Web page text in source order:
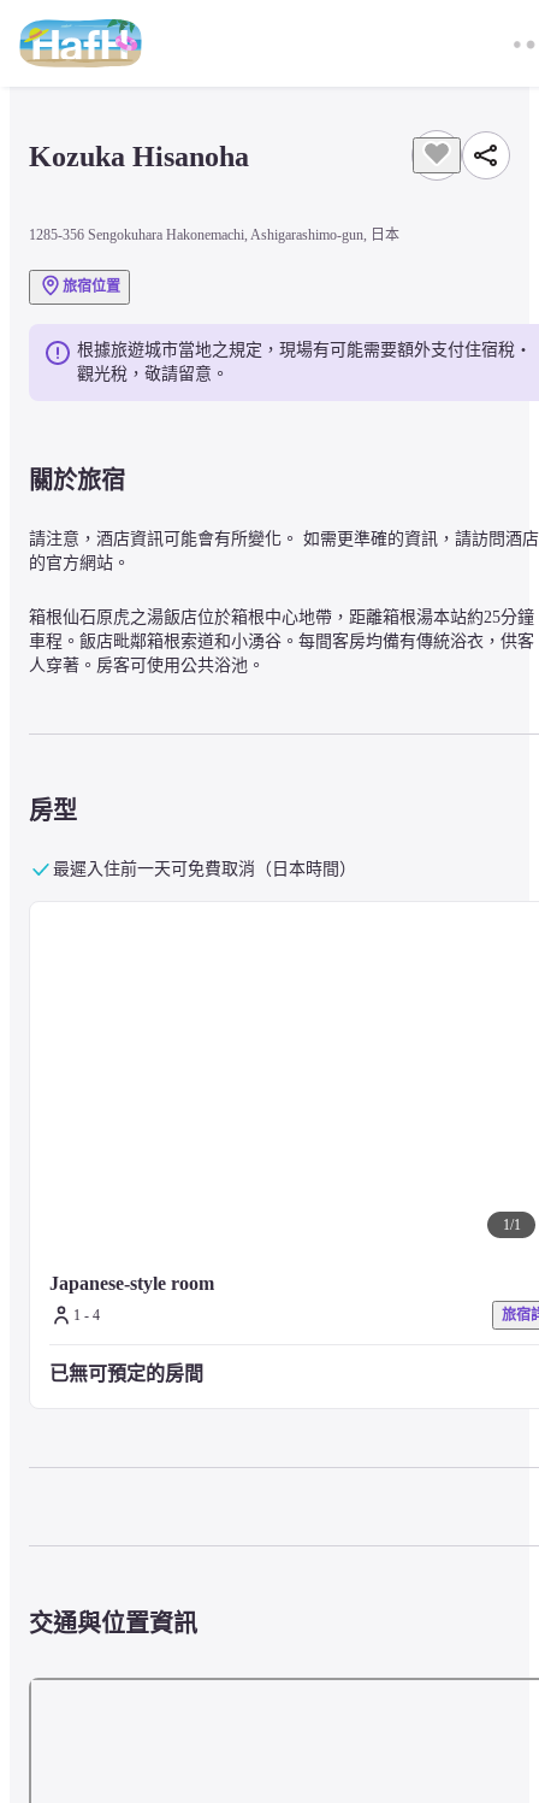
Kozuka Hisanoha
1285-356 Sengokuhara Hakonemachi, Ashigarashimo-gun, 日本
旅宿位置
根據旅遊城市當地之規定，現場有可能需要額外支付住宿稅・
觀光稅，敬請留意。
關於旅宿
請注意，酒店資訊可能會有所變化。 如需更準確的資訊，請訪問酒店
的官方網站。
箱根仙石原虎之湯飯店位於箱根中心地帶，距離箱根湯本站約25分鐘
車程。飯店毗鄰箱根索道和小湧谷。每間客房均備有傳統浴衣，供客
人穿著。房客可使用公共浴池。
房型
最遲入住前一天可免費取消（日本時間）
1/1
Japanese-style room
1 - 4 旅宿
已無可預定的房間
交通與位置資訊